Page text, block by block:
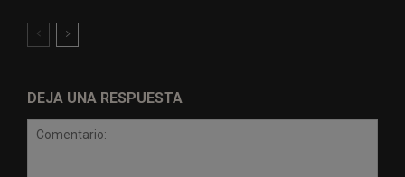
DEJA UNA RESPUESTA